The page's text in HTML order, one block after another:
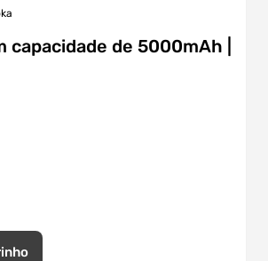
capacidade de 5000mAh |